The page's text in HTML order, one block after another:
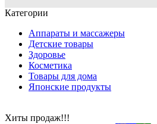
Категории
Аппараты и массажеры
Детские товары
Здоровье
Косметика
Товары для дома
Японские продукты
Хиты продаж!!!